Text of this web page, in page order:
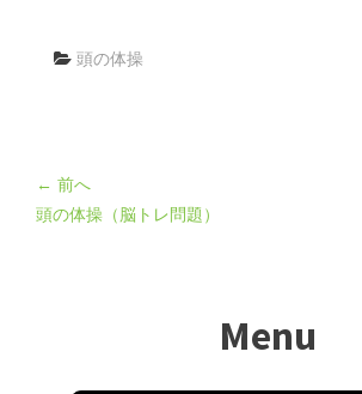
頭の体操
← 前へ
頭の体操（脳トレ問題）
Menu